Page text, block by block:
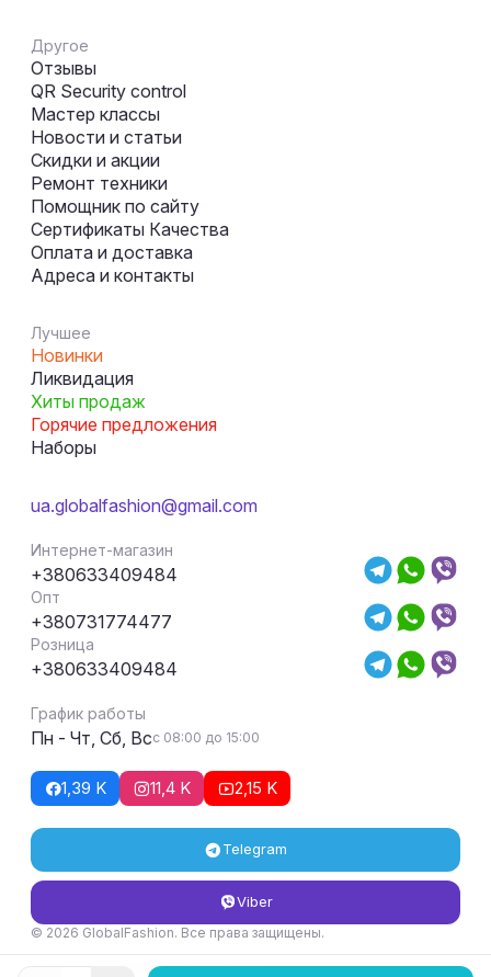
Другое
Отзывы
QR Security control
Мастер классы
Новости и статьи
Скидки и акции
Ремонт техники
Помощник по сайту
Сертификаты Качества
Оплата и доставка
Адреса и контакты
Лучшее
Новинки
Ликвидация
Хиты продаж
Горячие предложения
Наборы
ua.globalfashion@gmail.com
Интернет-магазин
+380633409484
Опт
+380731774477
Розница
+380633409484
График работы
Пн - Чт, Сб, Всс 08:00 до 15:00
1,39 K 11,4 K 2,15 K
Telegram
Viber
© 2026 GlobalFashion. Все права защищены.
Условия возврата и обмена товара